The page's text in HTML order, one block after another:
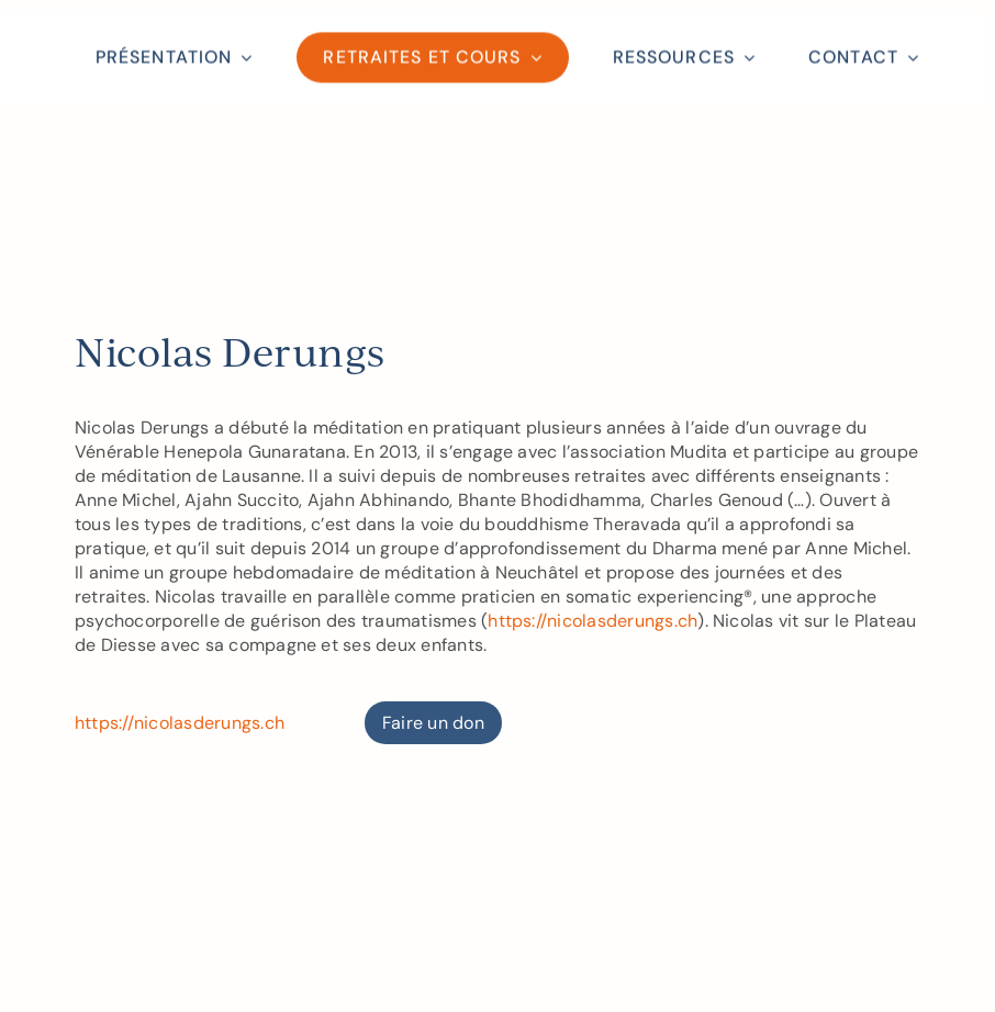
PRÉSENTATION RETRAITES ET COURS RESSOURCES CONTACT
Nicolas Derungs
Nicolas Derungs a débuté la méditation en pratiquant plusieurs années à l’aide d’un ouvrage du
Vénérable Henepola Gunaratana. En 2013, il s’engage avec l’association Mudita et participe au groupe
de méditation de Lausanne. Il a suivi depuis de nombreuses retraites avec différents enseignants :
Anne Michel, Ajahn Succito, Ajahn Abhinando, Bhante Bhodidhamma, Charles Genoud (…). Ouvert à
tous les types de traditions, c’est dans la voie du bouddhisme Theravada qu’il a approfondi sa
pratique, et qu’il suit depuis 2014 un groupe d’approfondissement du Dharma mené par Anne Michel.
Il anime un groupe hebdomadaire de méditation à Neuchâtel et propose des journées et des
retraites. Nicolas travaille en parallèle comme praticien en somatic experiencing®, une approche
psychocorporelle de guérison des traumatismes (https://nicolasderungs.ch). Nicolas vit sur le Plateau
de Diesse avec sa compagne et ses deux enfants.
https://nicolasderungs.ch Faire un don